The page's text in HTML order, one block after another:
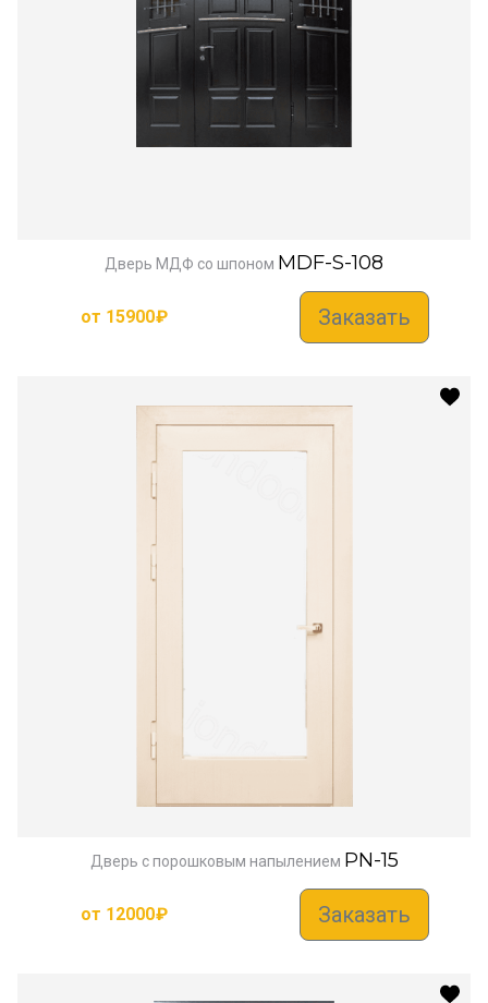
Дверь МДФ со шпоном MDF-S-108
от 15900₽ Заказать
Дверь с порошковым напылением PN-15
от 12000₽ Заказать